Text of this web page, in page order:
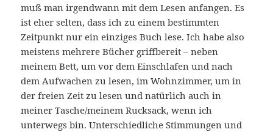
muß man irgendwann mit dem Lesen anfangen. Es
ist eher selten, dass ich zu einem bestimmten
Zeitpunkt nur ein einziges Buch lese. Ich habe also
meistens mehrere Bücher griffbereit – neben
meinem Bett, um vor dem Einschlafen und nach
dem Aufwachen zu lesen, im Wohnzimmer, um in
der freien Zeit zu lesen und natürlich auch in
meiner Tasche/meinem Rucksack, wenn ich
unterwegs bin. Unterschiedliche Stimmungen und